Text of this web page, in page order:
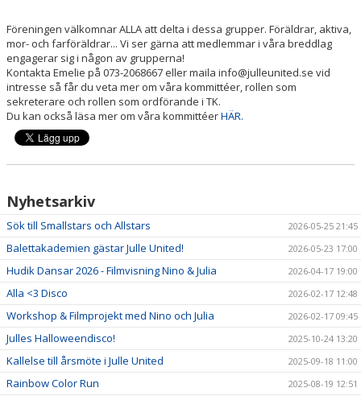
Föreningen välkomnar ALLA att delta i dessa grupper. Föräldrar, aktiva,
mor- och farföräldrar... Vi ser gärna att medlemmar i våra breddlag
engagerar sig i någon av grupperna!
Kontakta Emelie på 073-2068667 eller maila info@julleunited.se vid
intresse så får du veta mer om våra kommittéer, rollen som
sekreterare och rollen som ordförande i TK.
Du kan också läsa mer om våra kommittéerHÄR.
Nyhetsarkiv
Sök till Smallstars och Allstars 2026-05-25 21:45
Balettakademien gästar Julle United! 2026-05-23 17:00
Hudik Dansar 2026 - Filmvisning Nino & Julia 2026-04-17 19:00
Alla <3 Disco 2026-02-17 12:48
Workshop & Filmprojekt med Nino och Julia 2026-02-17 09:45
Julles Halloweendisco! 2025-10-24 13:20
Kallelse till årsmöte i Julle United 2025-09-18 11:00
Rainbow Color Run 2025-08-19 12:51